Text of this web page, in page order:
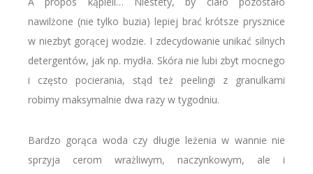
nawilżone (nie tylko buzia) lepiej brać krótsze prysznice
w niezbyt gorącej wodzie. I zdecydowanie unikać silnych
detergentów, jak np. mydła. Skóra nie lubi zbyt mocnego
i często pocierania, stąd też peelingi z granulkami
robimy maksymalnie dwa razy w tygodniu.
Bardzo gorąca woda czy długie leżenia w wannie nie
sprzyja cerom wrażliwym, naczynkowym, ale i